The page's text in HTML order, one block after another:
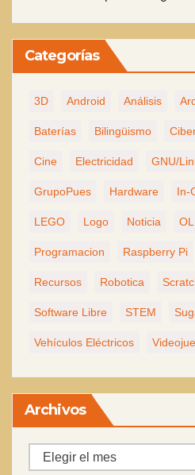
Categorías
3D Android Análisis
Baterías Bilingüismo
Cine Electricidad GNU/
GrupoPues Hardware In-
LEGO Logo Noticia
Programacion Raspberry Pi
Recursos Robotica
Software Libre STEM
Vehículos Eléctricos
Archivos
Archivos